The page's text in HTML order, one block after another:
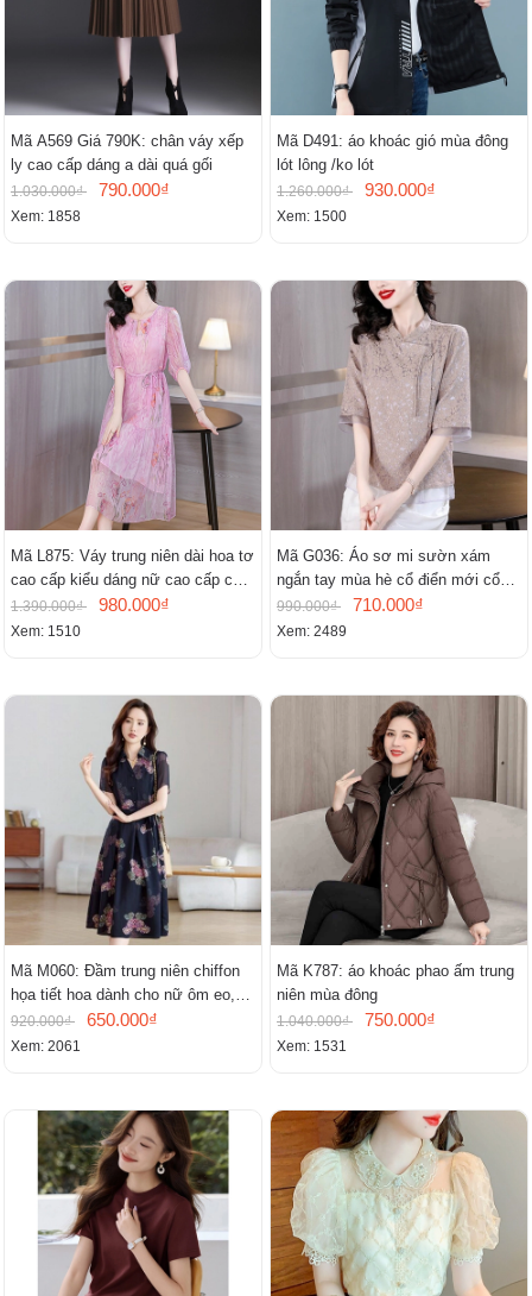
Mã A569 Giá 790K: chân váy xếp
ly cao cấp dáng a dài quá gối
1.030.000₫ 790.000₫
Xem: 1858
Mã D491: áo khoác gió mùa đông
lót lông /ko lót
1.260.000₫ 930.000₫
Xem: 1500
Mã L875: Váy trung niên dài hoa tơ
cao cấp kiểu dáng nữ cao cấp cao
cấp thần
1.390.000₫ 980.000₫
Xem: 1510
Mã G036: Áo sơ mi sườn xám
ngắn tay mùa hè cổ điển mới cổ
đứng
990.000₫ 710.000₫
Xem: 2489
Mã M060: Đầm trung niên chiffon
họa tiết hoa dành cho nữ ôm eo,
cổ chữ V, đầm midi tay ngắn thanh
lịch.
920.000₫ 650.000₫
Xem: 2061
Mã K787: áo khoác phao ấm trung
niên mùa đông
1.040.000₫ 750.000₫
Xem: 1531